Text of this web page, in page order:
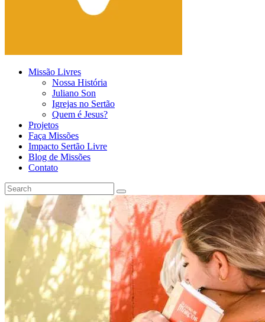
Missão Livres
Nossa História
Juliano Son
Igrejas no Sertão
Quem é Jesus?
Projetos
Faça Missões
Impacto Sertão Livre
Blog de Missões
Contato